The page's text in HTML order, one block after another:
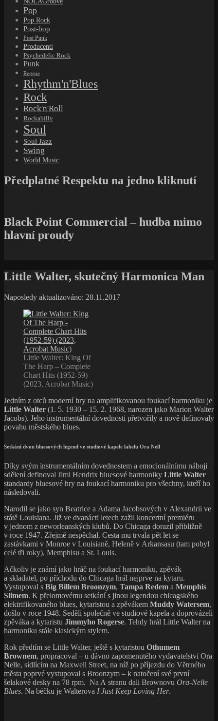
Pop
Pop Rock
Post-bop
Post Punk
Producenti
Psychedelic Rock
Punk
Reggae
Rhythm'n'Blues
Rock
Rock'n'Roll
Rockabilly
Soul
Soul Jazz
Swing
World Music
Předplatné Respektu na jedno kliknutí
Black Point Commercial – hudba mimo
hlavní proudy
Little Walter, skutečný Harmonica Man
Naposledy aktualizováno: 28.11.2017
Little Walter: King Of
The Harp – Complete
Chart Hits (1952-59)
(2023, Acrobat Music)
Jedním z otců moderní hry na amplifikovanou foukací harmoniku je
Little Walter (1. 5. 1930 – 15. 2. 1968, narozen jako Marion Walter
Jacobs). Jeho instrumentální dovednosti přetvořily a nově definovaly
povahu městského blues.
Setkání dvou bluesových legend ve studiové kapele labelu Ora Nell
Díky svým instrumentálním dovednostem a emocionálnímu náboji
sdělení definoval Jimi Hendrix bluesové harmoniky Little Walter
standardy bluesové hry na foukací harmoniku pro všechny, kteří ho
následovali.
Narodil se jako syn Beatrice a Adama Jacobsových v Alexandrii ve
státě Louisiana. Již ve dvanácti letech zažil koncertní premiéru
v jednom z neworleanských klubů. Do Chicaga dorazil přibližně
v roce 1947. Zřejmě nespěchal. Cesta mu trvala pět let se
zastávkami v Monroe v Louisianě, Heleně v Arkansasu (tam pobyl
celé tři roky), Memphisu a St. Louis.
Ačkoliv je známí jako hráč na foukací harmoniku, zpěvák
a skladatel, po příchodu do Chicaga hrál nejprve na kytaru.
Vystupoval s Big Billem Broonzym, Tampa Redem a Memphis
Slimem. K přelomovému setkání s jinou legendou chicagského
elektrifikovaného blues, kytaristou a zpěvákem Muddy Watersem,
došlo v roce 1948. Seděli společně ve studiové kapela a doprovázeli
zpěváka a kytaristu Jimmyho Rogerse. Tehdy hrál Little Walter na
harmoniku stále klasickým stylem.
Rok předtím se Little Walter, ještě s kytaristou Othumem
Brownem, propracoval – u dávno zapomenutého vydavatelství Ora
Nelle, sídlícím na Maxwell Street, na níž po příjezdu do Větrného
města poprvé vystupoval s Broonzym – k natočení své první
šelakové desky na 78 rpm. Na A stranu dali Brownovu Ora-Nelle
Blues. Na béčku je Walterova I Just Keep Loving Her.